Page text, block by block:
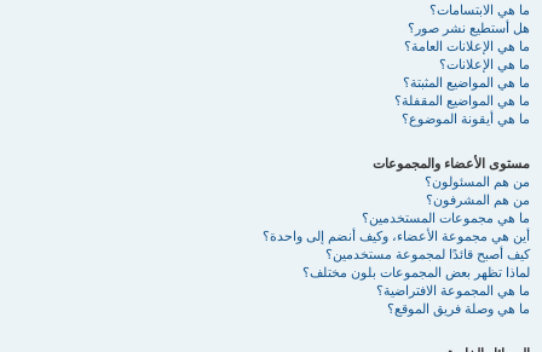
ما هي الابتسامات؟
هل أستطيع نشر صور؟
ما هي الإعلانات العامة؟
ما هي الإعلانات؟
ما هي المواضيع المثبتة؟
ما هي المواضيع المقفلة؟
ما هي أيقونة الموضوع؟
مستوى الأعضاء والمجموعات
من هم المسئولون؟
من هم المشرفون؟
ما هي مجموعات المستخدمين؟
أين هي مجموعة الأعضاء، وكيف أنضم إلى واحدة؟
كيف أصبح قائدًا لمجموعة مستخدمين؟
لماذا تظهر بعض المجموعات بلون مختلف؟
ما هي المجموعة الافتراضية؟
ما هي وصلة فريق الموقع؟